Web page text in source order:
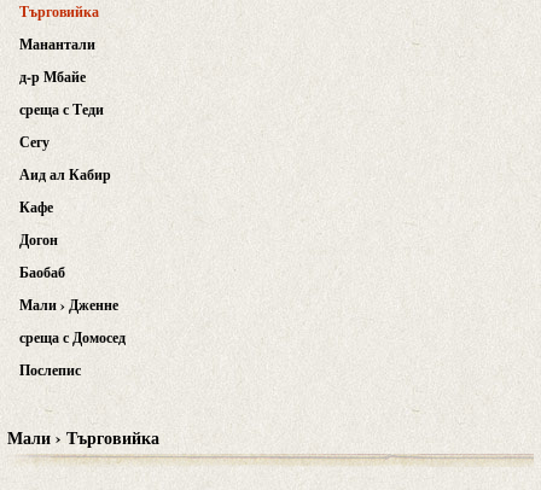
Търговийка
Манантали
д-р Мбайе
среща с Теди
Сегу
Аид ал Кабир
Кафе
Догон
Баобаб
Мали › Дженне
среща с Домосед
Послепис
Мали › Търговийка